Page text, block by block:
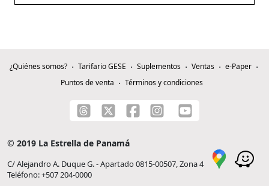
¿Quiénes somos? Tarifario GESE Suplementos Ventas
e-Paper
Puntos de venta
Términos y condiciones
© 2019 La Estrella de Panamá
C/ Alejandro A. Duque G. - Apartado 0815-00507, Zona 4
Teléfono: +507 204-0000